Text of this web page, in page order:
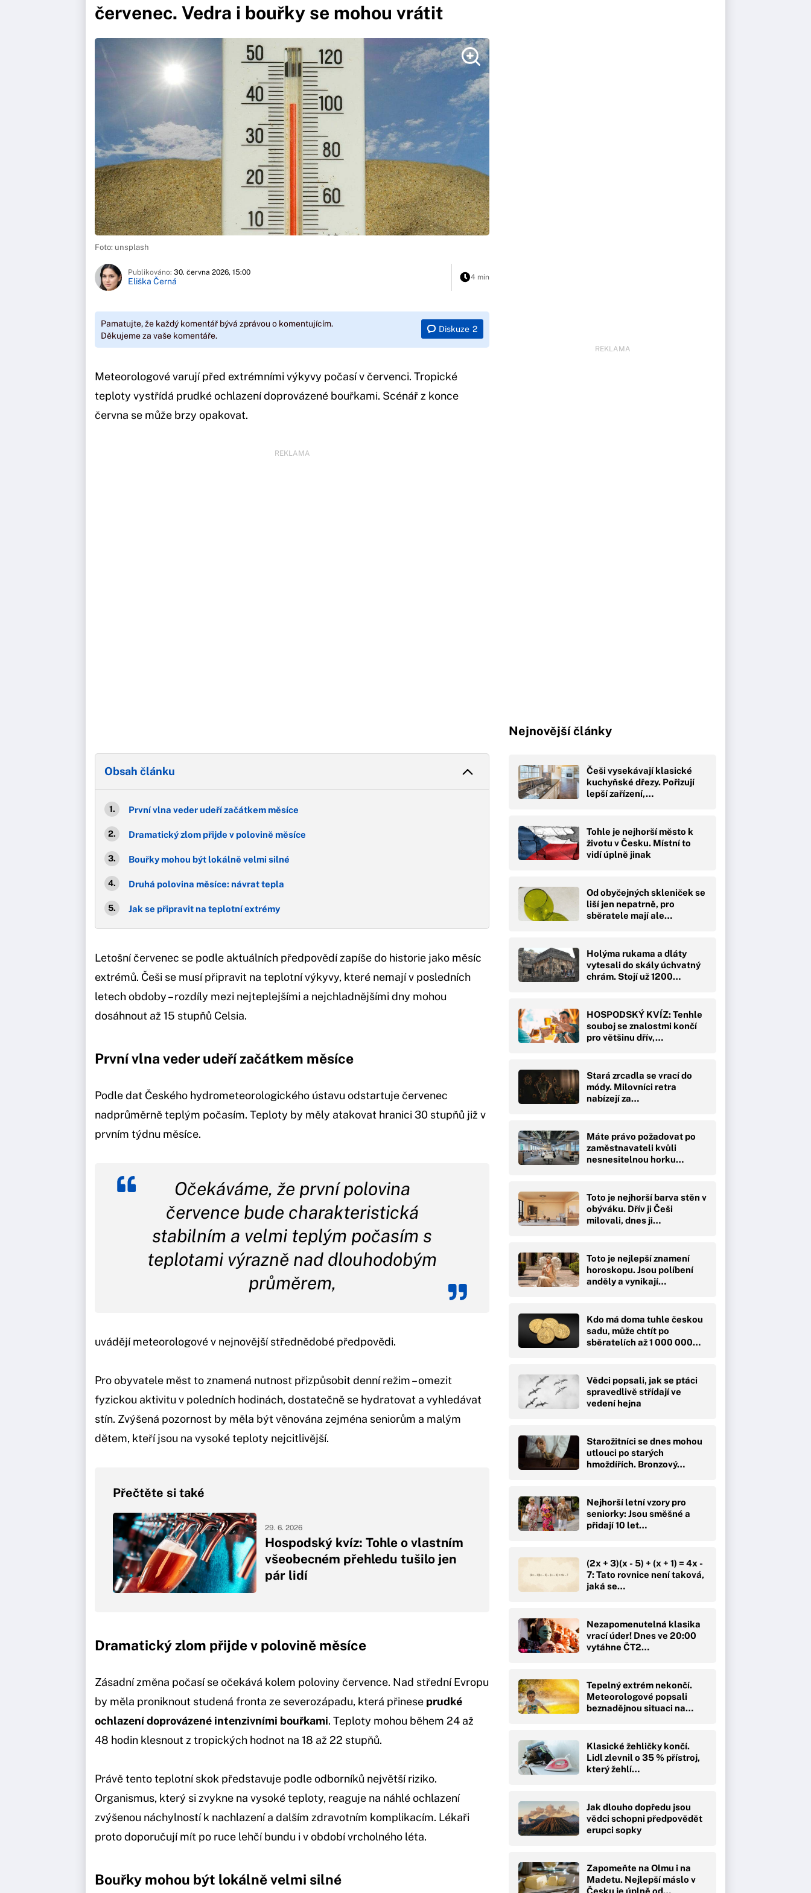
červenec. Vedra i bouřky se mohou vrátit
Foto: unsplash
Publikováno: 30. června 2026, 15:00
Eliška Černá 4 min
Pamatujte, že každý komentář bývá zprávou o komentujícím.
Děkujeme za vaše komentáře.
Diskuze 2
Meteorologové varují před extrémními výkyvy počasí v červenci. Tropické
teploty vystřídá prudké ochlazení doprovázené bouřkami. Scénář z konce
června se může brzy opakovat.
REKLAMA
Obsah článku
První vlna veder udeří začátkem měsíce
Dramatický zlom přijde v polovině měsíce
Bouřky mohou být lokálně velmi silné
Druhá polovina měsíce: návrat tepla
Jak se připravit na teplotní extrémy
Letošní červenec se podle aktuálních předpovědí zapíše do historie jako měsíc
extrémů. Češi se musí připravit na teplotní výkyvy, které nemají v posledních
letech obdoby – rozdíly mezi nejteplejšími a nejchladnějšími dny mohou
dosáhnout až 15 stupňů Celsia.
První vlna veder udeří začátkem měsíce
Podle dat Českého hydrometeorologického ústavu odstartuje červenec
nadprůměrně teplým počasím. Teploty by měly atakovat hranici 30 stupňů již v
prvním týdnu měsíce.
Očekáváme, že první polovina
července bude charakteristická
stabilním a velmi teplým počasím s
teplotami výrazně nad dlouhodobým
průměrem,
uvádějí meteorologové v nejnovější střednědobé předpovědi.
Pro obyvatele měst to znamená nutnost přizpůsobit denní režim – omezit
fyzickou aktivitu v poledních hodinách, dostatečně se hydratovat a vyhledávat
stín. Zvýšená pozornost by měla být věnována zejména seniorům a malým
dětem, kteří jsou na vysoké teploty nejcitlivější.
Přečtěte si také
Hospodský kvíz: Tohle o vlastním
všeobecném přehledu tušilo jen
pár lidí
29. 6. 2026
Dramatický zlom přijde v polovině měsíce
Zásadní změna počasí se očekává kolem poloviny července. Nad střední Evropu
by měla proniknout studená fronta ze severozápadu, která přinese prudké
ochlazení doprovázené intenzivními bouřkami. Teploty mohou během 24 až
48 hodin klesnout z tropických hodnot na 18 až 22 stupňů.
Právě tento teplotní skok představuje podle odborníků největší riziko.
Organismus, který si zvykne na vysoké teploty, reaguje na náhlé ochlazení
zvýšenou náchylností k nachlazení a dalším zdravotním komplikacím. Lékaři
proto doporučují mít po ruce lehčí bundu i v období vrcholného léta.
Bouřky mohou být lokálně velmi silné
REKLAMA
Nejnovější články
Češi vysekávají klasické
kuchyňské dřezy. Pořizují
lepší zařízení,…
Tohle je nejhorší město k
životu v Česku. Místní to
vidí úplně jinak
Od obyčejných skleniček se
liší jen nepatrně, pro
sběratele mají ale…
Holýma rukama a dláty
vytesali do skály úchvatný
chrám. Stojí už 1200…
HOSPODSKÝ KVÍZ: Tenhle
souboj se znalostmi končí
pro většinu dřív,…
Stará zrcadla se vrací do
módy. Milovníci retra
nabízejí za…
Máte právo požadovat po
zaměstnavateli kvůli
nesnesitelnou horku…
Toto je nejhorší barva stěn v
obýváku. Dřív ji Češi
milovali, dnes ji…
Toto je nejlepší znamení
horoskopu. Jsou políbení
anděly a vynikají…
Kdo má doma tuhle českou
sadu, může chtít po
sběratelích až 1 000 000…
Vědci popsali, jak se ptáci
spravedlivě střídají ve
vedení hejna
Starožitníci se dnes mohou
utlouci po starých
hmoždířích. Bronzový…
Nejhorší letní vzory pro
seniorky: Jsou směšné a
přidají 10 let…
(2x + 3)(x - 5) + (x + 1) = 4x -
7: Tato rovnice není taková,
jaká se…
Nezapomenutelná klasika
vrací úder! Dnes ve 20:00
vytáhne ČT2…
Tepelný extrém nekončí.
Meteorologové popsali
beznadějnou situaci na…
Klasické žehličky končí.
Lidl zlevnil o 35 % přístroj,
který žehlí…
Jak dlouho dopředu jsou
vědci schopni předpovědět
erupci sopky
Zapomeňte na Olmu i na
Madetu. Nejlepší máslo v
Česku je úplně od…